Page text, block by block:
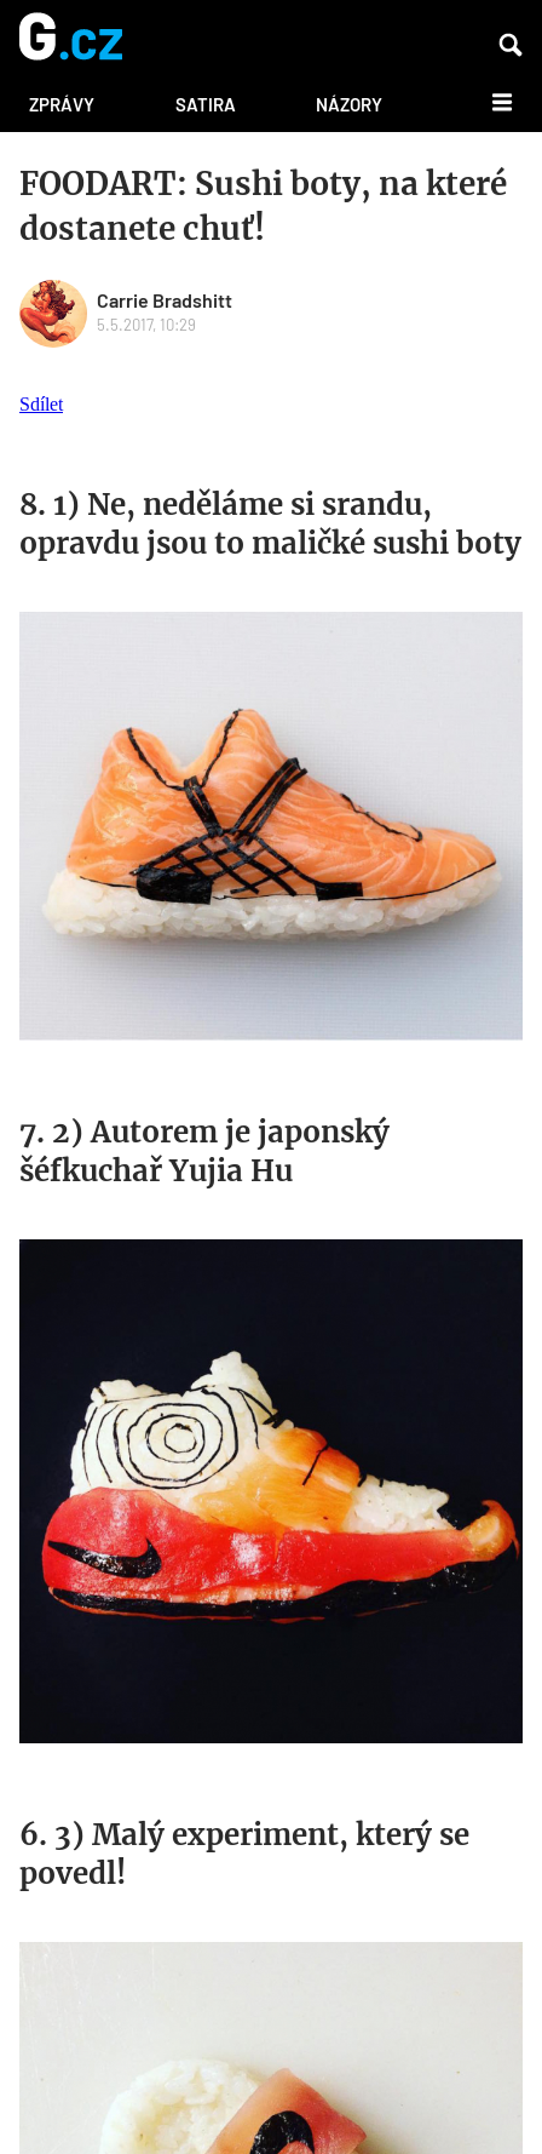
ZPRÁVY SATIRA NÁZORY DALŠÍ
FOODART: Sushi boty, na které
dostanete chuť!
Carrie Bradshitt
5.5.2017, 10:29
Sdílet
8. 1) Ne, neděláme si srandu,
opravdu jsou to maličké sushi boty
7. 2) Autorem je japonský
šéfkuchař Yujia Hu
6. 3) Malý experiment, který se
povedl!